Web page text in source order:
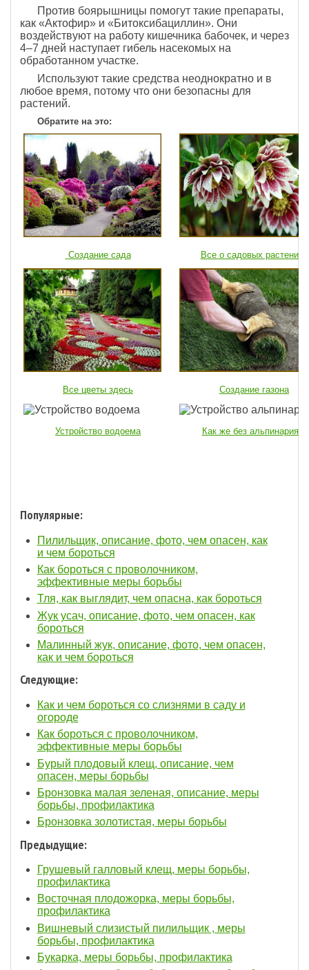
Против боярышницы помогут такие препараты,
как «Актофир» и «Битоксибациллин». Они
воздействуют на работу кишечника бабочек, и через
4–7 дней наступает гибель насекомых на
обработанном участке.
Используют такие средства неоднократно и в
любое время, потому что они безопасны для
растений.
Обратите на это:
Создание сада Все о садовых растениях
Все цветы здесь Создание газона
Устройство водоема Как же без альпинария...
Популярные:
Пилильщик, описание, фото, чем опасен, как
и чем бороться
Как бороться с проволочником,
эффективные меры борьбы
Тля, как выглядит, чем опасна, как бороться
Жук усач, описание, фото, чем опасен, как
бороться
Малинный жук, описание, фото, чем опасен,
как и чем бороться
Следующие:
Как и чем бороться со слизнями в саду и
огороде
Как бороться с проволочником,
эффективные меры борьбы
Бурый плодовый клещ, описание, чем
опасен, меры борьбы
Бронзовка малая зеленая, описание, меры
борьбы, профилактика
Бронзовка золотистая, меры борьбы
Предыдущие:
Грушевый галловый клещ, меры борьбы,
профилактика
Восточная плодожорка, меры борьбы,
профилактика
Вишневый слизистый пилильщик , меры
борьбы, профилактика
Букарка, меры борьбы, профилактика